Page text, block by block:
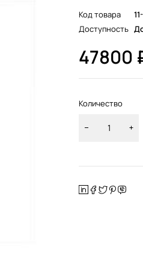
Код товара
Доступность
47800
Количество